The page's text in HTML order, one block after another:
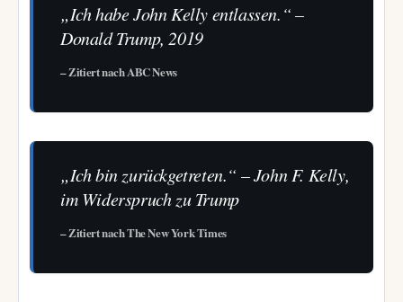
„Ich habe John Kelly entlassen.“ –
Donald Trump, 2019
– Zitiert nach ABC News
„Ich bin zurückgetreten.“ – John F. Kelly,
im Widerspruch zu Trump
– Zitiert nach The New York Times